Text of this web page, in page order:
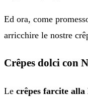
Ed ora, come
arricchire le nostre
Crêpes dolci con
Le crêpes farcite alla